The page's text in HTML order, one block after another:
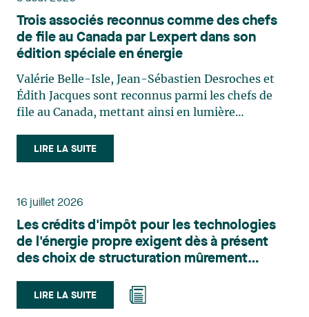
Trois associés reconnus comme des chefs
de file au Canada par Lexpert dans son
édition spéciale en énergie
Valérie Belle-Isle, Jean-Sébastien Desroches et
Édith Jacques sont reconnus parmi les chefs de
file au Canada, mettant ainsi en lumière
le domaine du droit des technologies. Valérie
Belle-Isle est associée au sein du groupe de droit
principalement sur le droit de l’environnement,
du territoire. Elle conseille et représente une
clientèle publique et privée dans le cadre d’enjeux
touchant notamment les obligations
et de permis, l’application et la contestation de
règlements d’urbanisme, ainsi que les dossiers
LIRE LA SUITE
16 juillet 2026
Les crédits d'impôt pour les technologies
de l'énergie propre exigent dès à présent
des choix de structuration mûrement
LIRE LA SUITE